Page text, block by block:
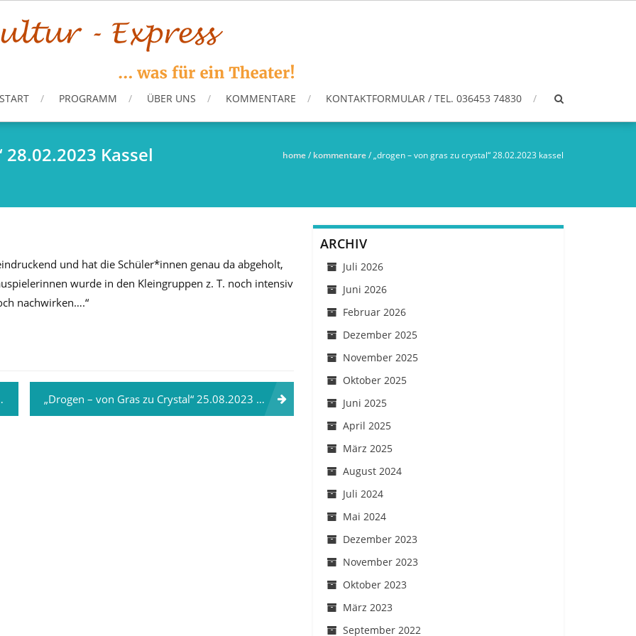
START PROGRAMM ÜBER UNS KOMMENTARE KONTAKTFORMULAR / TEL. 036453 74830
28.02.2023 Kassel home/kommentare/„drogen – von gras zu crystal“ 28.02.2023 kassel
und hat die Schüler*innen genau da abgeholt,
wurde in den Kleingruppen z. T. noch intensiv
nachwirken….“
„Drogen – von Gras zu Crystal“ 25.08.2023 in Kranichfeld mit Jana Herrmann und Julia Stiegler
ARCHIV
Juli 2026
Juni 2026
Februar 2026
Dezember 2025
November 2025
Oktober 2025
Juni 2025
April 2025
März 2025
August 2024
Juli 2024
Mai 2024
Dezember 2023
November 2023
Oktober 2023
März 2023
September 2022